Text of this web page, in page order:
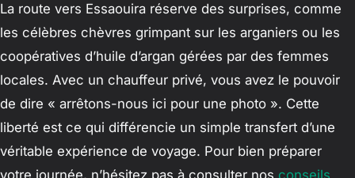
La route vers Essaouira réserve des surprises, comme
les célèbres chèvres grimpant sur les arganiers ou les
coopératives d’huile d’argan gérées par des femmes
locales. Avec un chauffeur privé, vous avez le pouvoir
de dire « arrêtons-nous ici pour une photo ». Cette
liberté est ce qui différencie un simple transfert d’une
véritable expérience de voyage. Pour bien préparer
votre journée, n’hésitez pas à consulter nos conseils